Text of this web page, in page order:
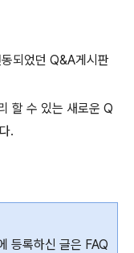
되었던 Q&A게시판
할 수 있는 새로운 Q
.
등록하신 글은 FAQ